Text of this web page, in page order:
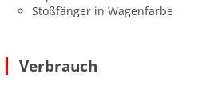
Stoßfänger in Wagenfarbe
Verbrauch